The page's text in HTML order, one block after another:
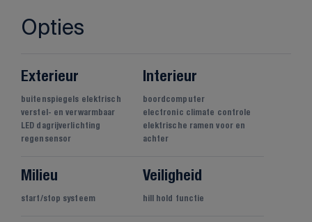
Opties
Exterieur
buitenspiegels elektrisch
verstel- en verwarmbaar
LED dagrijverlichting
regensensor
Interieur
boordcomputer
electronic climate controle
elektrische ramen voor en
achter
Milieu
start/stop systeem
Veiligheid
hill hold functie